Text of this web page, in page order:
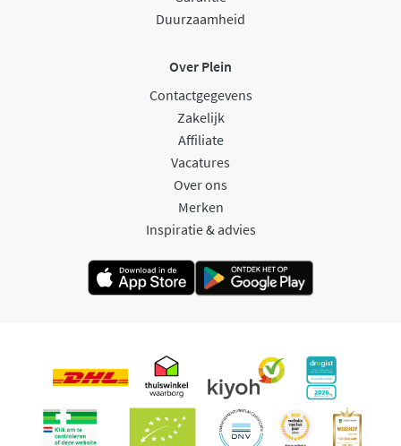
Duurzaamheid
Over Plein
Contactgegevens
Zakelijk
Affiliate
Vacatures
Over ons
Merken
Inspiratie & advies